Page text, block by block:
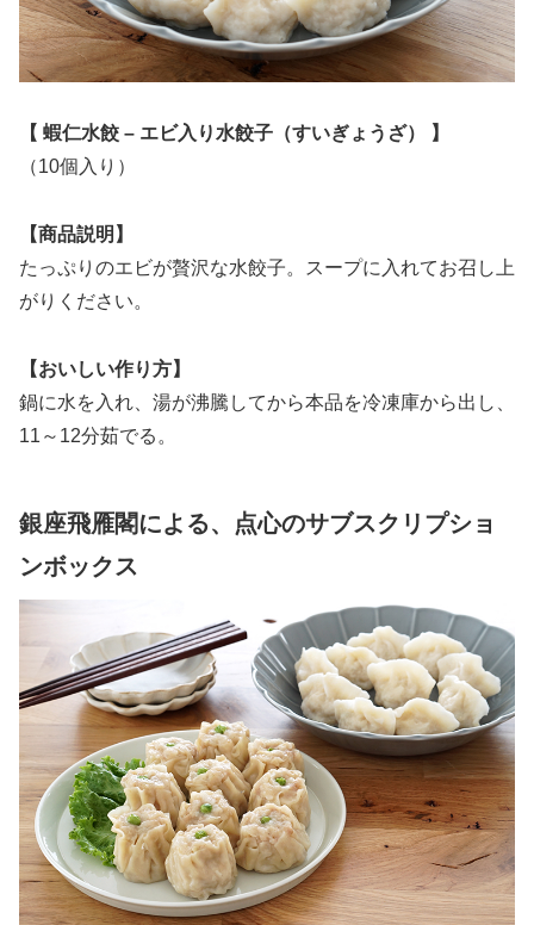
【 蝦仁水餃 – エビ入り水餃子（すいぎょうざ） 】
（10個入り）
【商品説明】
たっぷりのエビが贅沢な水餃子。スープに入れてお召し上
がりください。
【おいしい作り方】
鍋に水を入れ、湯が沸騰してから本品を冷凍庫から出し、
11～12分茹でる。
銀座飛雁閣による、点心のサブスクリプショ
ンボックス